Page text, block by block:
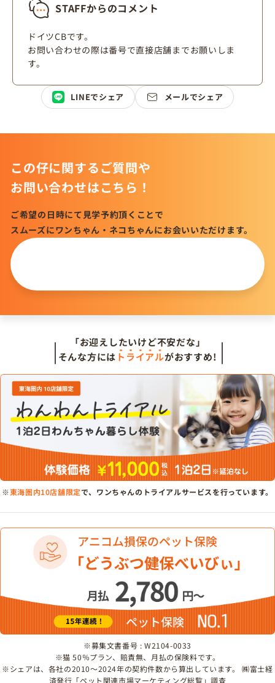
STAFFからのコメント
ドイツCBです。
お問い合わせの際は番号で直接店舗までお願いしま
す。
LINEでシェア メールでシェア
この仔に関するご質問や
お問い合わせはこちら！
ご希望の日時にて見学予約頂くことで
スムーズにワンちゃん・ネコちゃんにお会いいただけます。
「お迎えしたいけど不安だな」
そんな方には トライアルがおすすめ!
※東海圏内10店舗限定で、ワンちゃんのトライアルサービスを行っています。
※募集文書番号 : W2104-0033
※猫 50％プラン、賠責無、月払の保険料です。
※シェアは、各社の2010～2024年の契約件数から算出しています。 ㈱富士経
済発行「ペット関連市場マーケティング総覧」調査